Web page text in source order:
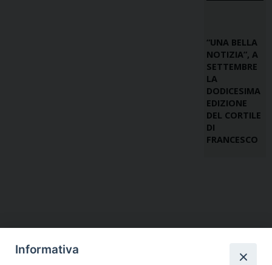
“UNA BELLA
NOTIZIA”, A
SETTEMBRE
LA
DODICESIMA
EDIZIONE
DEL CORTILE
DI
FRANCESCO
Informativa